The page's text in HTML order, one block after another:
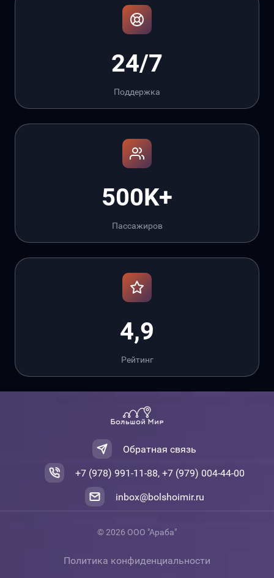
24/7
Поддержка
500K+
Пассажиров
4,9
Рейтинг
Обратная связь
+7 (978) 991-11-88, +7 (979) 004-44-00
inbox@bolshoimir.ru
© 2026 ООО "Араба"
Политика конфиденциальности